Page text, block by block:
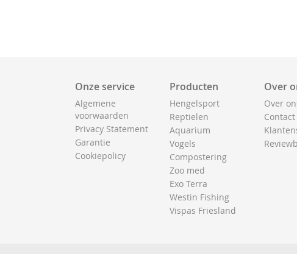
Onze service
Algemene
voorwaarden
Privacy Statement
Garantie
Cookiepolicy
Producten
Hengelsport
Reptielen
Aquarium
Vogels
Compostering
Zoo med
Exo Terra
Westin Fishing
Vispas Friesland
Over
Over
Contact